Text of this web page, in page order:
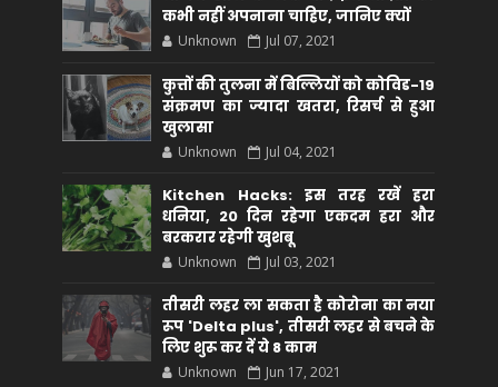
कभी नहीं अपनाना चाहिए, जानिए क्यों
Unknown Jul 07, 2021
कुत्तों की तुलना में बिल्लियों को कोविड-19
संक्रमण का ज्यादा खतरा, रिसर्च से हुआ
खुलासा
Unknown Jul 04, 2021
Kitchen Hacks: इस तरह रखें हरा
धनिया, 20 दिन रहेगा एकदम हरा और
बरकरार रहेगी खुशबू
Unknown Jul 03, 2021
तीसरी लहर ला सकता है कोरोना का नया
रूप 'Delta plus', तीसरी लहर से बचने के
लिए शुरू कर दें ये 8 काम
Unknown Jun 17, 2021